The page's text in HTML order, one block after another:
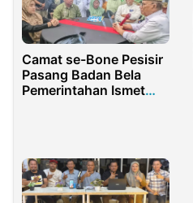
Camat se-Bone Pesisir
Pasang Badan Bela
Pemerintahan Ismet